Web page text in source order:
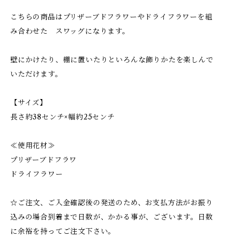
こちらの商品はプリザーブドフラワーやドライフラワーを組
み合わせた スワッグになります。
壁にかけたり、棚に置いたりといろんな飾りかたを楽しんで
いただけます。
【サイズ】
長さ約38センチ×幅約25センチ
≪使用花材≫
プリザーブドフラワ
ドライフラワー
☆ご注文、ご入金確認後の発送のため、お支払方法がお振り
込みの場合到着まで日数が、かかる事が、ございます。日数
に余裕を持ってご注文下さい。